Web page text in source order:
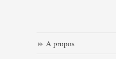
A propos